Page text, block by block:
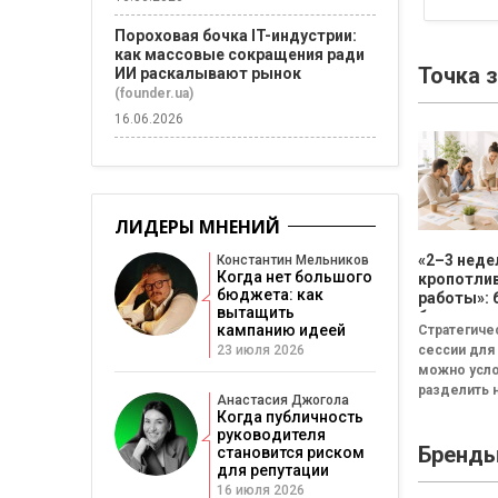
Точка
«2–3
работы»:
бизнесу
смысла
сессию
сессии для
можно
разделить
Неудачная
Пороховая бочка IT-индустрии:
как массовые сокращения ради
ИИ раскалывают рынок
(founder.ua)
16.06.2026
ЛИДЕРЫ МНЕНИЙ
Константин Мельников
Когда нет большого
бюджета: как
вытащить
кампанию идеей
23 июля 2026
Анастасия Джогола
Когда публичность
руководителя
становится риском
для репутации
16 июля 2026